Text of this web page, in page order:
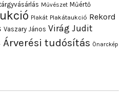
Művészet Műértő
Plakát Plakátaukció Rekord
Vaszary János Virág Judit
Árverési tudósítás Önarckép